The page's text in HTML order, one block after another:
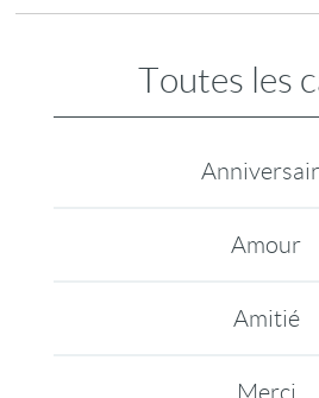
Toutes les
Amour
Amitié
Merci